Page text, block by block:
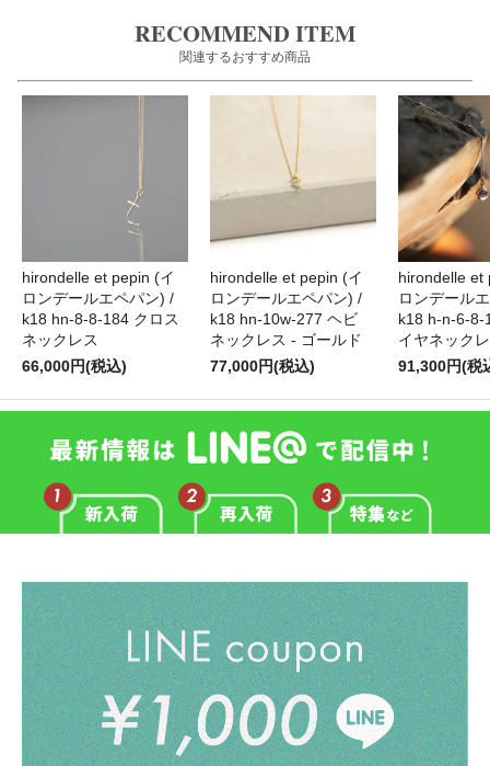
RECOMMEND ITEM
関連するおすすめ商品
hirondelle et pepin (イ
ロンデールエペパン) /
k18 hn-8-8-184 クロス
ネックレス
66,000円(税込)
hirondelle et pepin (イ
ロンデールエペパン) /
k18 hn-10w-277 ヘビ
ネックレス - ゴールド
77,000円(税込)
hirondelle et
ロンデール
k18 h-n-6-8-
イヤネック
91,300円(税